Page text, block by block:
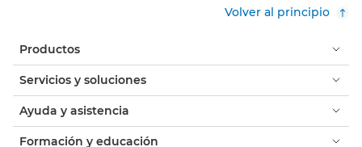
Volver al principio
Productos
Servicios y soluciones
Ayuda y asistencia
Formación y educación